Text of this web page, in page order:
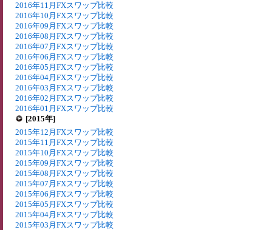
2016年11月FXスワップ比較
2016年10月FXスワップ比較
2016年09月FXスワップ比較
2016年08月FXスワップ比較
2016年07月FXスワップ比較
2016年06月FXスワップ比較
2016年05月FXスワップ比較
2016年04月FXスワップ比較
2016年03月FXスワップ比較
2016年02月FXスワップ比較
2016年01月FXスワップ比較
[2015年]
2015年12月FXスワップ比較
2015年11月FXスワップ比較
2015年10月FXスワップ比較
2015年09月FXスワップ比較
2015年08月FXスワップ比較
2015年07月FXスワップ比較
2015年06月FXスワップ比較
2015年05月FXスワップ比較
2015年04月FXスワップ比較
2015年03月FXスワップ比較